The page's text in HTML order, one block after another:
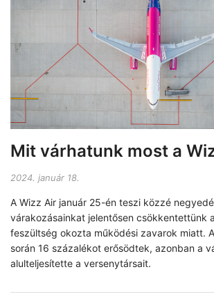
Mit várhatunk most a
2024. január 18.
A Wizz Air január 25-én teszi közzé
várakozásainkat jelentősen csökkentettünk
feszültség okozta működési zavarok miatt.
során 16 százalékot erősödtek, azonban a
alulteljesítette a versenytársait.